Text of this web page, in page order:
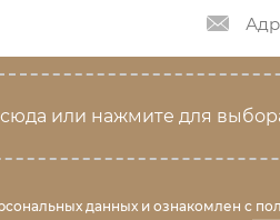
или нажмите для
данных и ознакомлен с